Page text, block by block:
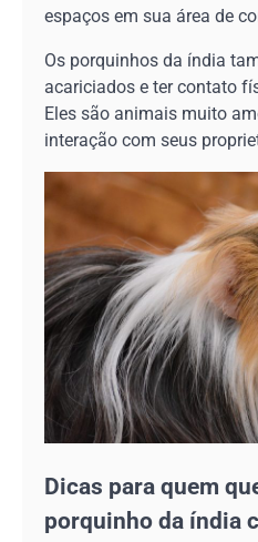
espaços em sua área de
Os porquinhos da índia
acariciados e ter contato
Eles são animais muito
interação com seus
Dicas para quem
porquinho da índia